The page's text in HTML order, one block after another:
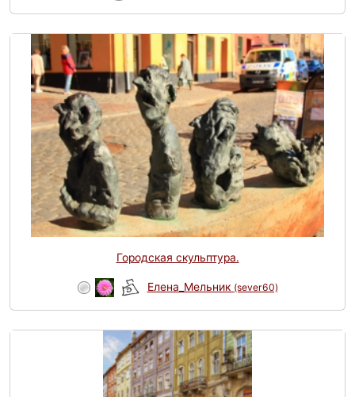
Городская скульптура.
Елена_Мельник (sever60)